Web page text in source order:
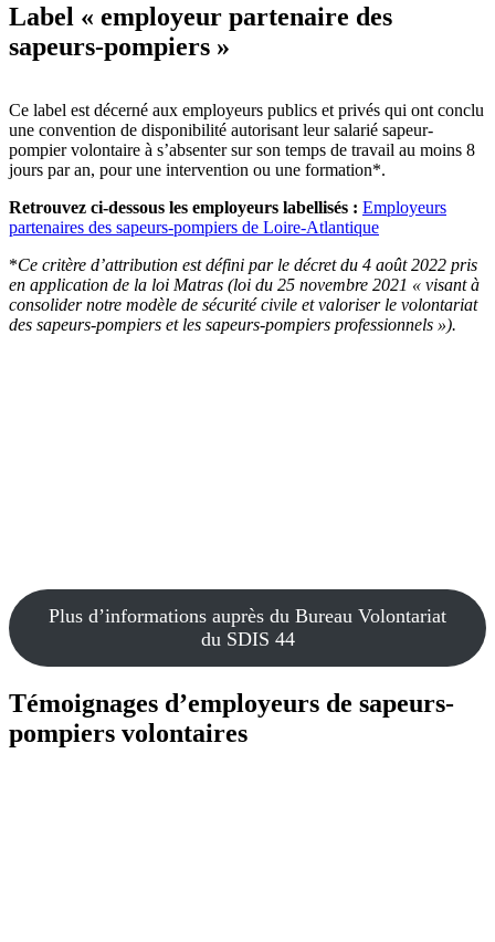
Label « employeur partenaire des
sapeurs-pompiers »
Ce label est décerné aux employeurs publics et privés qui ont conclu
une convention de disponibilité autorisant leur salarié sapeur-
pompier volontaire à s’absenter sur son temps de travail au moins 8
jours par an, pour une intervention ou une formation*.
Retrouvez ci-dessous les employeurs labellisés : Employeurs
partenaires des sapeurs-pompiers de Loire-Atlantique
*Ce critère d’attribution est défini par le décret du 4 août 2022 pris
en application de la loi Matras (loi du 25 novembre 2021 « visant à
consolider notre modèle de sécurité civile et valoriser le volontariat
des sapeurs-pompiers et les sapeurs-pompiers professionnels »).
Plus d’informations auprès du Bureau Volontariat
du SDIS 44
Témoignages d’employeurs de sapeurs-
pompiers volontaires